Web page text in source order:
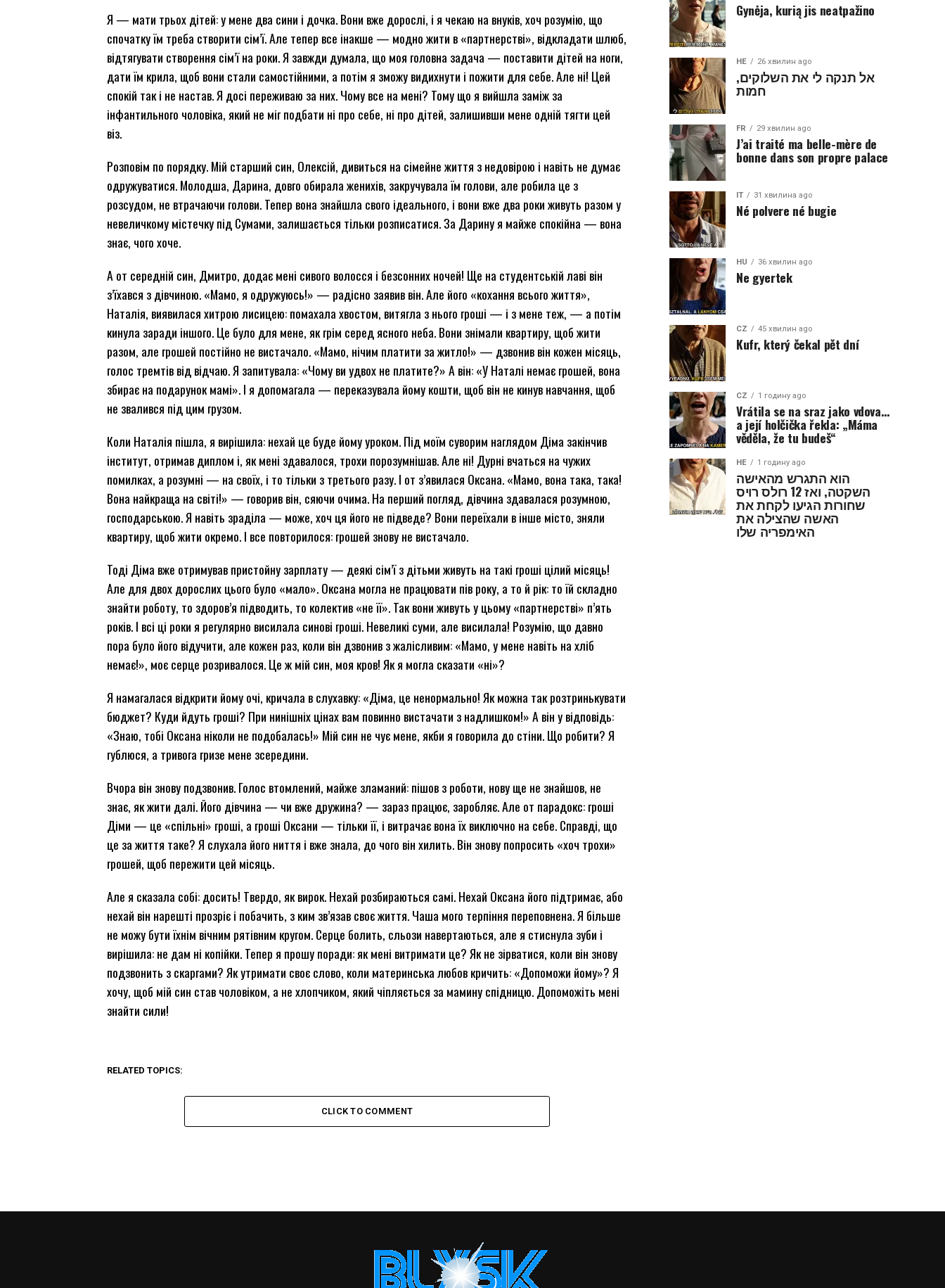
Я — мати трьох дітей: у мене два сини і дочка. Вони вже дорослі, і я чекаю на внуків, хоч розумію, що
спочатку їм треба створити сім’ї. Але тепер все інакше — модно жити в «партнерстві», відкладати шлюб,
відтягувати створення сім’ї на роки. Я завжди думала, що моя головна задача — поставити дітей на ноги,
дати їм крила, щоб вони стали самостійними, а потім я зможу видихнути і пожити для себе. Але ні! Цей
спокій так і не настав. Я досі переживаю за них. Чому все на мені? Тому що я вийшла заміж за
інфантильного чоловіка, який не міг подбати ні про себе, ні про дітей, залишивши мене одній тягти цей
віз.
Розповім по порядку. Мій старший син, Олексій, дивиться на сімейне життя з недовірою і навіть не думає
одружуватися. Молодша, Дарина, довго обирала женихів, закручувала їм голови, але робила це з
розсудом, не втрачаючи голови. Тепер вона знайшла свого ідеального, і вони вже два роки живуть разом у
невеличкому містечку під Сумами, залишається тільки розписатися. За Дарину я майже спокійна — вона
знає, чого хоче.
А от середній син, Дмитро, додає мені сивого волосся і безсонних ночей! Ще на студентській лаві він
з’їхався з дівчиною. «Мамо, я одружуюсь!» — радісно заявив він. Але його «кохання всього життя»,
Наталія, виявилася хитрою лисицею: помахала хвостом, витягла з нього гроші — і з мене теж, — а потім
кинула заради іншого. Це було для мене, як грім серед ясного неба. Вони знімали квартиру, щоб жити
разом, але грошей постійно не вистачало. «Мамо, нічим платити за житло!» — дзвонив він кожен місяць,
голос тремтів від відчаю. Я запитувала: «Чому ви удвох не платите?» А він: «У Наталі немає грошей, вона
збирає на подарунок мамі». І я допомагала — переказувала йому кошти, щоб він не кинув навчання, щоб
не звалився під цим грузом.
Коли Наталія пішла, я вирішила: нехай це буде йому уроком. Під моїм суворим наглядом Діма закінчив
інститут, отримав диплом і, як мені здавалося, трохи порозумнішав. Але ні! Дурні вчаться на чужих
помилках, а розумні — на своїх, і то тільки з третього разу. І от з’явилася Оксана. «Мамо, вона така, така!
Вона найкраща на світі!» — говорив він, сяючи очима. На перший погляд, дівчина здавалася розумною,
господарською. Я навіть зраділа — може, хоч ця його не підведе? Вони переїхали в інше місто, зняли
квартиру, щоб жити окремо. І все повторилося: грошей знову не вистачало.
Тоді Діма вже отримував пристойну зарплату — деякі сім’ї з дітьми живуть на такі гроші цілий місяць!
Але для двох дорослих цього було «мало». Оксана могла не працювати пів року, а то й рік: то їй складно
знайти роботу, то здоров’я підводить, то колектив «не її». Так вони живуть у цьому «партнерстві» п’ять
років. І всі ці роки я регулярно висилала синові гроші. Невеликі суми, але висилала! Розумію, що давно
пора було його відучити, але кожен раз, коли він дзвонив з жалісливим: «Мамо, у мене навіть на хліб
немає!», моє серце розривалося. Це ж мій син, моя кров! Як я могла сказати «ні»?
Я намагалася відкрити йому очі, кричала в слухавку: «Діма, це ненормально! Як можна так розтринькувати
бюджет? Куди йдуть гроші? При нинішніх цінах вам повинно вистачати з надлишком!» А він у відповідь:
«Знаю, тобі Оксана ніколи не подобалась!» Мій син не чує мене, якби я говорила до стіни. Що робити? Я
гублюся, а тривога гризе мене зсередини.
Вчора він знову подзвонив. Голос втомлений, майже зламаний: пішов з роботи, нову ще не знайшов, не
знає, як жити далі. Його дівчина — чи вже дружина? — зараз працює, заробляє. Але от парадокс: гроші
Діми — це «спільні» гроші, а гроші Оксани — тільки її, і витрачає вона їх виключно на себе. Справді, що
це за життя таке? Я слухала його ниття і вже знала, до чого він хилить. Він знову попросить «хоч трохи»
грошей, щоб пережити цей місяць.
Але я сказала собі: досить! Твердо, як вирок. Нехай розбираються самі. Нехай Оксана його підтримає, або
нехай він нарешті прозріє і побачить, з ким зв’язав своє життя. Чаша мого терпіння переповнена. Я більше
не можу бути їхнім вічним рятівним кругом. Серце болить, сльози навертаються, але я стиснула зуби і
вирішила: не дам ні копійки. Тепер я прошу поради: як мені витримати це? Як не зірватися, коли він знову
подзвонить з скаргами? Як утримати своє слово, коли материнська любов кричить: «Допоможи йому»? Я
хочу, щоб мій син став чоловіком, а не хлопчиком, який чіпляється за мамину спідницю. Допоможіть мені
знайти сили!
RELATED TOPICS:
CLICK TO COMMENT
Gynėja, kurią jis neatpažino
HE 26 хвилин ago
אל תנקה לי את השלוקים,
חמות
FR 29 хвилин ago
J’ai traité ma belle-mère de
bonne dans son propre palace
IT 31 хвилина ago
Né polvere né bugie
HU 36 хвилин ago
Ne gyertek
CZ 45 хвилин ago
Kufr, který čekal pět dní
CZ 1 годину ago
Vrátila se na sraz jako vdova…
a její holčička řekla: „Máma
věděla, že tu budeš“
HE 1 годину ago
הוא התגרש מהאישה
השקטה, ואז 12 רולס רויס
שחורות הגיעו לקחת את
האשה שהצילה את
האימפריה שלו